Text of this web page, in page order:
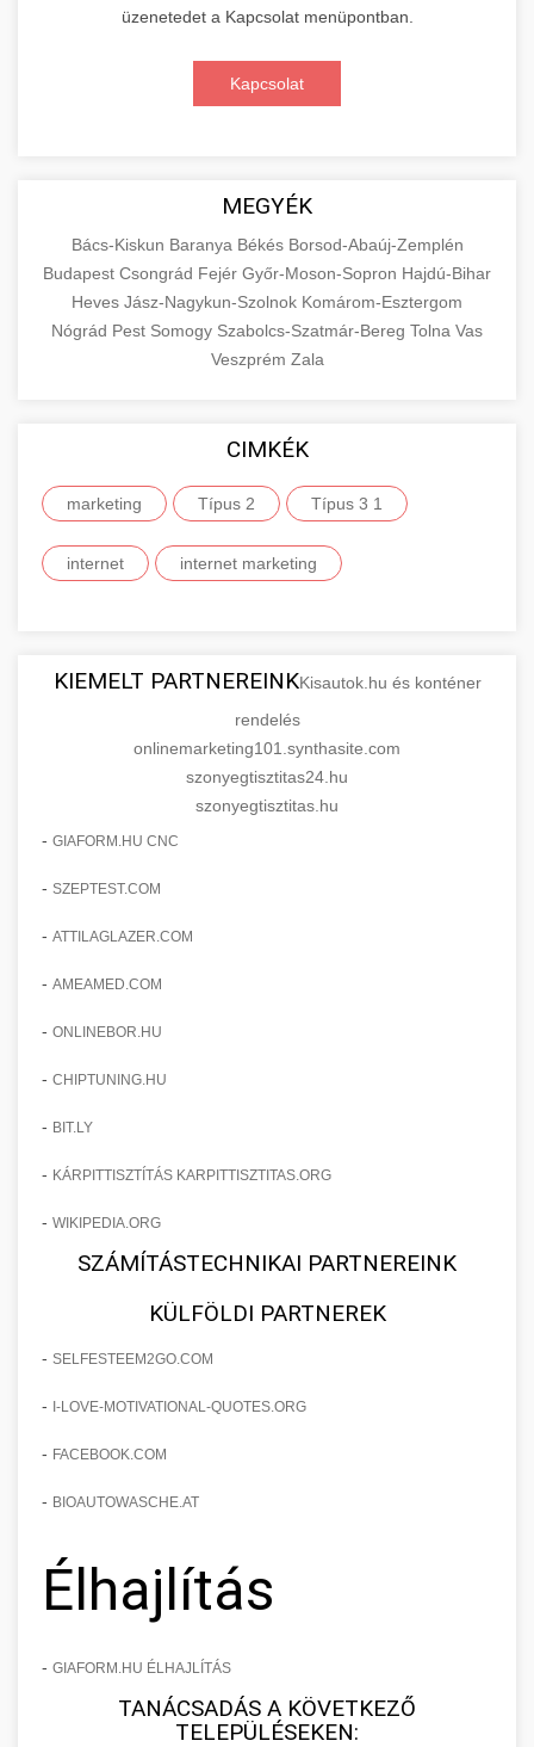
üzenetedet a Kapcsolat menüpontban.
Kapcsolat
MEGYÉK
Bács-Kiskun Baranya Békés Borsod-Abaúj-Zemplén
Budapest Csongrád Fejér Győr-Moson-Sopron Hajdú-Bihar
Heves Jász-Nagykun-Szolnok Komárom-Esztergom
Nógrád Pest Somogy Szabolcs-Szatmár-Bereg Tolna Vas
Veszprém Zala
CIMKÉK
marketing Típus 2 Típus 3 1
internet internet marketing
KIEMELT PARTNEREINKKisautok.hu és konténer
rendelés
onlinemarketing101.synthasite.com
szonyegtisztitas24.hu
szonyegtisztitas.hu
- GIAFORM.HU CNC
- SZEPTEST.COM
- ATTILAGLAZER.COM
- AMEAMED.COM
- ONLINEBOR.HU
- CHIPTUNING.HU
- BIT.LY
- KÁRPITTISZTÍTÁS KARPITTISZTITAS.ORG
- WIKIPEDIA.ORG
SZÁMÍTÁSTECHNIKAI PARTNEREINK
KÜLFÖLDI PARTNEREK
- SELFESTEEM2GO.COM
- I-LOVE-MOTIVATIONAL-QUOTES.ORG
- FACEBOOK.COM
- BIOAUTOWASCHE.AT
Élhajlítás
- GIAFORM.HU ÉLHAJLÍTÁS
TANÁCSADÁS A KÖVETKEZŐ
TELEPÜLÉSEKEN: